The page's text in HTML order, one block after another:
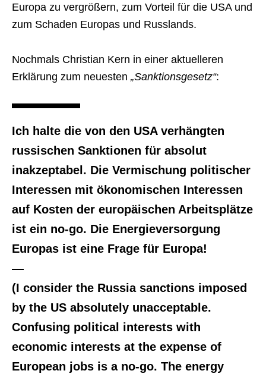
Europa zu vergrößern, zum Vorteil für die USA und
zum Schaden Europas und Russlands.
Nochmals Christian Kern in einer aktuelleren
Erklärung zum neuesten „Sanktionsgesetz“:
Ich halte die von den USA verhängten
russischen Sanktionen für absolut
inakzeptabel. Die Vermischung politischer
Interessen mit ökonomischen Interessen
auf Kosten der europäischen Arbeitsplätze
ist ein no-go. Die Energieversorgung
Europas ist eine Frage für Europa!
—
(I consider the Russia sanctions imposed
by the US absolutely unacceptable.
Confusing political interests with
economic interests at the expense of
European jobs is a no-go. The energy